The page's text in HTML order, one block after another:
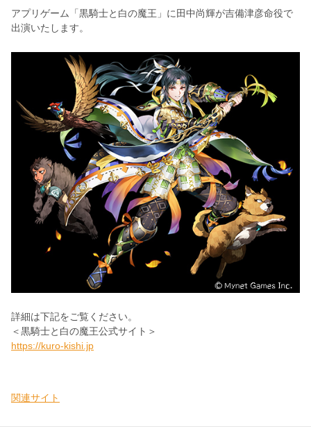
アプリゲーム「黒騎士と白の魔王」に田中尚輝が吉備津彦命役で
出演いたします。
詳細は下記をご覧ください。
＜黒騎士と白の魔王公式サイト＞
https://kuro-kishi.jp
関連サイト